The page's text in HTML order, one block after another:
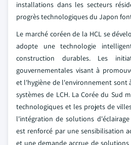
installations dans les secteurs
progrès technologiques du Japon
Le marché coréen de la HCL se
adopte une technologie
construction durables. Les
gouvernementales visant à
et l'hygiène de l'environnement sont
systèmes de LCH. La Corée du Sud
technologiques et les projets de
l'intégration de solutions
est renforcé par une sensibilisation
et une demande accrue de